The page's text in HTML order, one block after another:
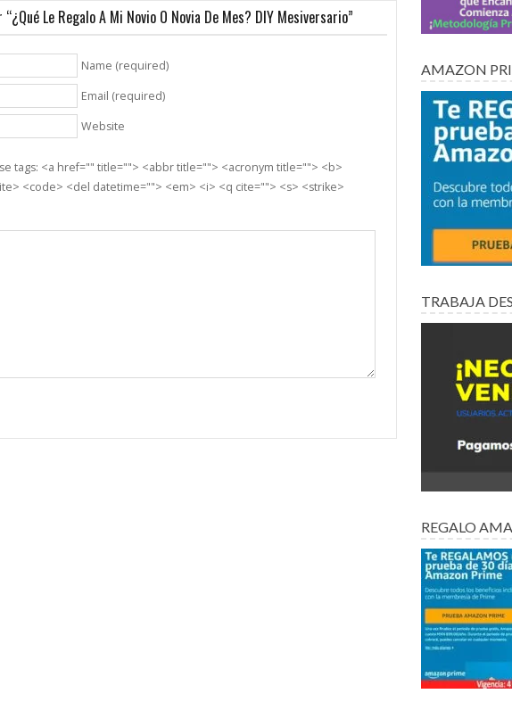
Le Regalo A Mi Novio O Novia De Mes? DIY Mesiversario”
Name (required)
Email (required)
Website
tags: <a href="" title=""> <abbr title=""> <acronym title=""> <b>
<code> <del datetime=""> <em> <i> <q cite=""> <s> <strike>
AMAZON
TRABAJA
REGALO